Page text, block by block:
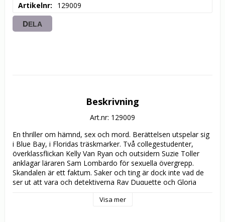
Artikelnr
129009
DELA
Beskrivning
Art.nr: 129009
En thriller om hämnd, sex och mord. Berättelsen utspelar sig
i Blue Bay, i Floridas träskmarker. Två collegestudenter,
överklassflickan Kelly Van Ryan och outsidern Suzie Toller
anklagar läraren Sam Lombardo för sexuella övergrepp.
Skandalen är ett faktum. Saker och ting är dock inte vad de
ser ut att vara och detektiverna Ray Duquette och Gloria
hemligheter avslöjas och berättelsen tar alltmer oväntade
Visa mer